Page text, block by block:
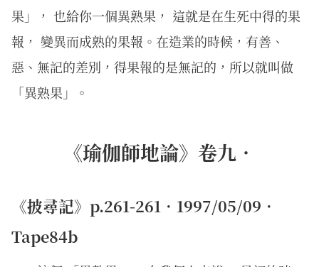
果」， 也給你一個異熟果， 這就是在生死中得的果
報， 變異而成熟的果報。在造業的時候，有善、
惡、無記的差別，得果報的是無記的，所以就叫做
「異熟果」。
《瑜伽師地論》卷九．
《披尋記》p.261-261．1997/05/09．
Tape84b